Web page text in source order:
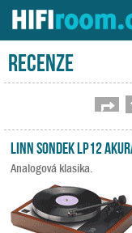
Server o Hi-Fi a AV technice
Recenze
Linn Sondek LP12
Analogová klasika.